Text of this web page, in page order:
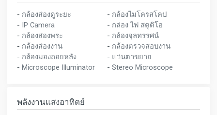
- กล้องส่องดูระยะ - กล้องไมโครสโคป
- IP Camera - กล่อง ไฟ สตูดิโอ
- กล้องส่องพระ - กล้องจุลทรรศน์
- กล้องส่องงาน - กล้องตรวจสอบงาน
- กล้องมองถอยหลัง - แว่นตาขยาย
- Microscope Illuminator - Stereo Microscope
พลังงานแสงอาทิตย์